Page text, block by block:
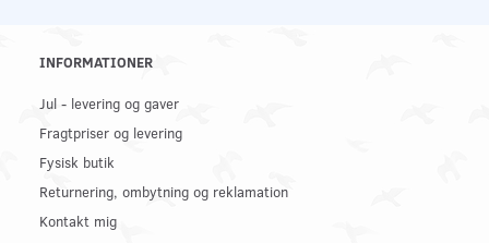
INFORMATIONER
Jul - levering og gaver
Fragtpriser og levering
Fysisk butik
Returnering, ombytning og reklamation
Kontakt mig